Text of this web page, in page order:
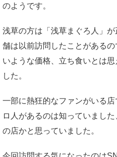
のようです。
浅草の方は「浅草まぐろ人」
舗は以前訪問したことがある
いような価格、立ち食いとは
した。
一部に熱狂的なファンがいる
ロ人があるのは知っていまし
の店かと思っていました。